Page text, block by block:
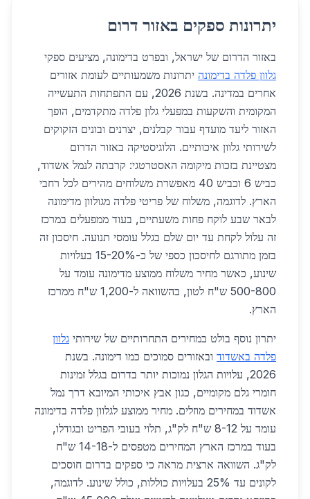
יתרונות ספקים באזור דרום
באזור הדרום של ישראל, ובפרט בדימונה, מציעים ספקי
גלוון פלדה בדימונה יתרונות משמעותיים לעומת אזורים
אחרים במדינה. בשנת 2026, עם התפתחות התעשייה
המקומית והשקעות במפעלי גלון פלדה מתקדמים, הופך
האזור ליעד מועדף עבור קבלנים, יצרנים ובונים הזקוקים
לשירותי גלוון איכותיים. הלוגיסטיקה באזור הדרום
מצטיינת בזכות מיקומה האסטרטגי: קרבתה לנמל אשדוד,
כביש 6 וכביש 40 מאפשרת משלוחים מהירים לכל רחבי
הארץ. לדוגמה, משלוח של פריטי פלדה מגולוון מדימונה
לבאר שבע לוקח פחות משעתיים, בעוד ממפעלים במרכז
זה עלול לקחת עד יום שלם בגלל עומסי תנועה. חיסכון זה
בזמן מתורגם לחיסכון כספי של כ-15-20% בעלויות
שינוע, כאשר מחיר משלוח ממוצע מדימונה עומד על
500-800 ש"ח לטון, בהשוואה ל-1,200 ש"ח ממרכז
הארץ.
יתרון נוסף בולט במחירים התחרותיים של שירותי גלוון
פלדה באשדוד ובאזורים סמוכים כמו דימונה. בשנת
2026, עלויות הגלון נמוכות יותר בדרום בגלל זמינות
חומרי גלם מקומיים, כגון אבץ איכותי המיובא דרך נמל
אשדוד במחירים מוזלים. מחיר ממוצע לגלוון פלדה בדימונה
עומד על 8-12 ש"ח לק"ג, תלוי בעובי הפריט ובגודלו,
בעוד במרכז הארץ המחירים מטפסים ל-14-18 ש"ח
לק"ג. השוואה ארצית מראה כי ספקים בדרום חוסכים
לקונים עד 25% בעלויות כוללות, כולל שינוע. לדוגמה,